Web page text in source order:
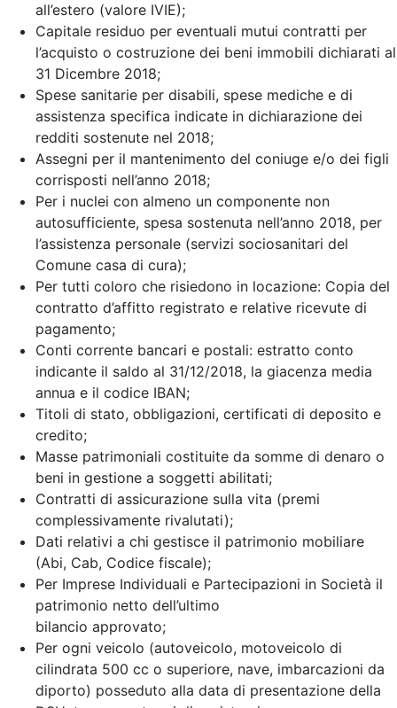
all’estero (valore IVIE);
Capitale residuo per eventuali mutui contratti per
l’acquisto o costruzione dei beni immobili dichiarati al
31 Dicembre 2018;
Spese sanitarie per disabili, spese mediche e di
assistenza specifica indicate in dichiarazione dei
redditi sostenute nel 2018;
Assegni per il mantenimento del coniuge e/o dei figli
corrisposti nell’anno 2018;
Per i nuclei con almeno un componente non
autosufficiente, spesa sostenuta nell’anno 2018, per
l’assistenza personale (servizi sociosanitari del
Comune casa di cura);
Per tutti coloro che risiedono in locazione: Copia del
contratto d’affitto registrato e relative ricevute di
pagamento;
Conti corrente bancari e postali: estratto conto
indicante il saldo al 31/12/2018, la giacenza media
annua e il codice IBAN;
Titoli di stato, obbligazioni, certificati di deposito e
credito;
Masse patrimoniali costituite da somme di denaro o
beni in gestione a soggetti abilitati;
Contratti di assicurazione sulla vita (premi
complessivamente rivalutati);
Dati relativi a chi gestisce il patrimonio mobiliare
(Abi, Cab, Codice fiscale);
Per Imprese Individuali e Partecipazioni in Società il
patrimonio netto dell’ultimo
bilancio approvato;
Per ogni veicolo (autoveicolo, motoveicolo di
cilindrata 500 cc o superiore, nave, imbarcazioni da
diporto) posseduto alla data di presentazione della